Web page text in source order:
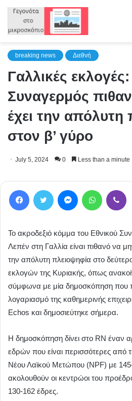
breaking news Διεθνή
Γαλλικές
Συναγερμός
έχει την απόλυτη
στον β’ γύρο
July 5, 2024 0 Less than a minute
Το ακροδεξιό κόμμα του Εθνικού
Λεπέν στη Γαλλία είναι πιθανό να
την απόλυτη πλειοψηφία στο
εκλογών της Κυριακής, όπως
σύμφωνα με μία δημοσκόπηση που
λογαριασμό της καθημερινής
Echos και δημοσιεύτηκε σήμερα.
Η δημοσκόπηση δίνει στο RN έναν
εδρών που είναι περισσότερες από
Νέου Λαϊκού Μετώπου (NPF) με
ακολουθούν οι κεντρώοι του
130-162 έδρες.